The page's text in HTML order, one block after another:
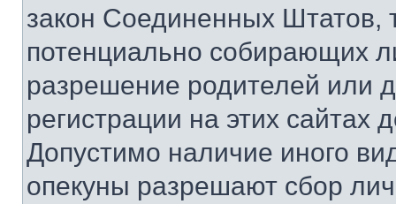
закон Соединенных Штатов,
потенциально собирающих
разрешение родителей или
регистрации на этих сайтах
Допустимо наличие иного
опекуны разрешают сбор